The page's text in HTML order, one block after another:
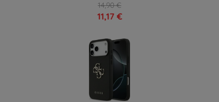
14,90 €
11,17 €